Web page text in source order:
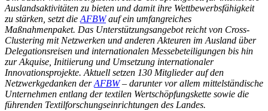
Auslandsaktivitäten zu bieten und damit ihre Wettbewerbsfähigkeit
zu stärken, setzt die AFBWauf ein umfangreiches
Maßnahmenpaket. Das Unterstützungsangebot reicht von Cross-
Clustering mit Netzwerken und anderen Akteuren im Ausland über
Delegationsreisen und internationalen Messebeteiligungen bis hin
zur Akquise, Initiierung und Umsetzung internationaler
Innovationsprojekte. Aktuell setzen 130 Mitglieder auf den
Netzwerkgedanken derAFBW– darunter vor allem mittelständische
Unternehmen entlang der textilen Wertschöpfungskette sowie die
führenden Textilforschungseinrichtungen des Landes.